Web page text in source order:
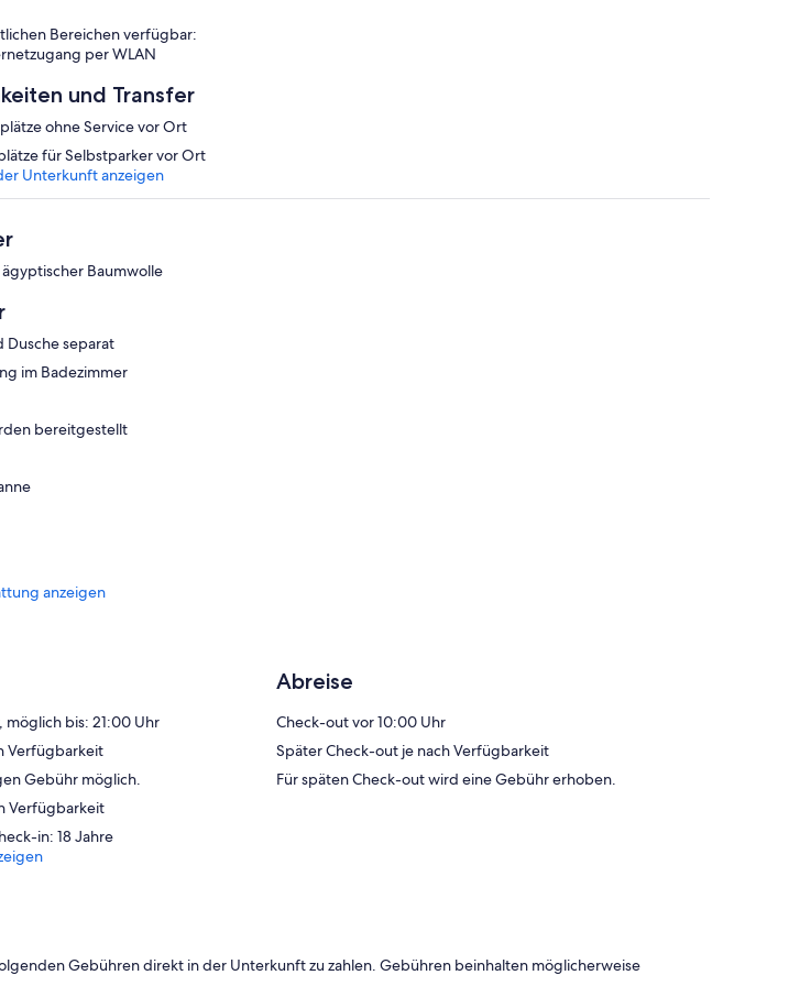
Bereichen verfügbar:
per WLAN
und Transfer
ohne Service vor Ort
für Selbstparker vor Ort
Unterkunft anzeigen
Baumwolle
Dusche separat
im Badezimmer
bereitgestellt
anzeigen
möglich bis: 21:00 Uhr
Verfügbarkeit
Gebühr möglich.
Verfügbarkeit
in: 18 Jahre
Abreise
Check-out vor 10:00 Uhr
Später Check-out je nach Verfügbarkeit
Für späten Check-out wird eine Gebühr erhoben.
Gebühren direkt in der Unterkunft zu zahlen. Gebühren beinhalten möglicherweise